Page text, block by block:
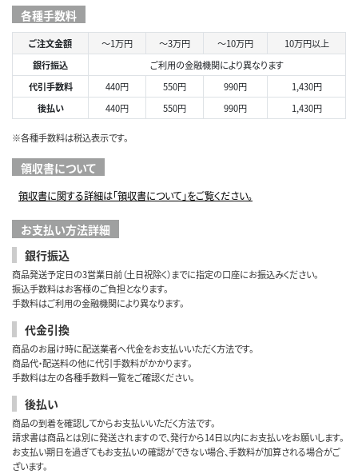
各種手数料
ご注文金額 ～1万円 ～3万円 ～10万円
10万円以上
銀行振込
ご利用の金融機関により異なります
代引手数料
440円 550円 990円
1,430円
後払い
440円 550円 990円 1,430円
※各種手数料は税込表示です。
領収書について
領収書に関する詳細は「領収書について」をご覧ください。
お支払い方法詳細
銀行振込
商品発送予定日の3営業日前（土日祝除く）までに指定の口座にお振込みください。
振込手数料はお客様のご負担となります。
手数料はご利用の金融機関により異なります。
代金引換
商品のお届け時に配送業者へ代金をお支払いいただく方法です。
商品代・配送料の他に代引手数料がかかります。
手数料は左の各種手数料一覧をご確認ください。
後払い
商品の到着を確認してからお支払いいただく方法です。
請求書は商品とは別に発送されますので、発行から14日以内にお支払いをお願いします。
お支払い期日を過ぎてもお支払いの確認ができない場合、手数料が加算される場合がご
ざいます。